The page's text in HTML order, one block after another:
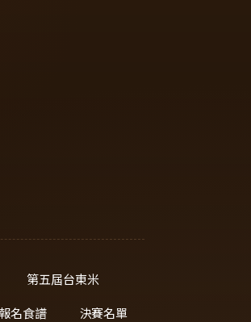
第五屆台東米
報名食譜
決賽名單